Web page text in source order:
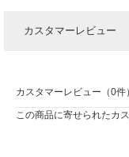
カスタマーレビュー
カスタマーレビュー（0件）
この商品に寄せられたカ